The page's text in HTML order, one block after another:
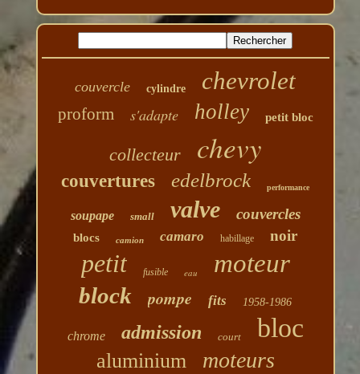
couvercle cylindre chevrolet
proform s'adapte holley petit bloc
collecteur chevy
couvertures edelbrock performance
soupape small valve couvercles
blocs camion camaro habillage noir
petit fusible eau moteur
block pompe fits 1958-1986
chrome admission court bloc
aluminium moteurs